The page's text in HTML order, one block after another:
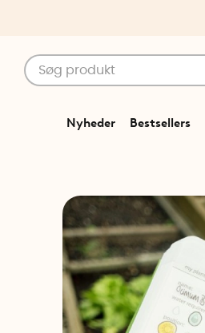
Nyheder Bestsellers